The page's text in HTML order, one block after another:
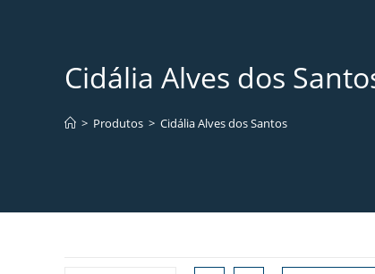
Cidália Alves dos
> Produtos > Cidália Alves dos Santos